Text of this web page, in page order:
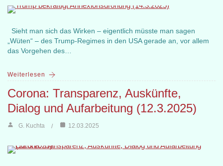
Sieht man sich das Wirken – eigentlich müsste man sagen
„Wüten“ – des Trump-Regimes in den USA gerade an, vor allem
das Vorgehen des…
Weiterlesen
Corona: Transparenz, Auskünfte,
Dialog und Aufarbeitung (12.3.2025)
G. Kuchta 12.03.2025